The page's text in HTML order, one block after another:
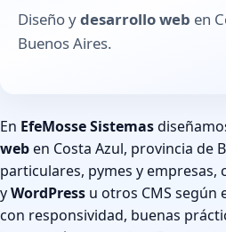
Diseño ydesarrollo web en
Buenos Aires.
En EfeMosse Sistemas
weben Costa Azul, provincia de
particulares, pymes y empresas,
yWordPress u otros CMS según
con responsividad, buenas